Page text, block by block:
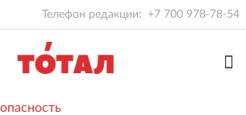
Телефон редакции: +7 700 978-78-54